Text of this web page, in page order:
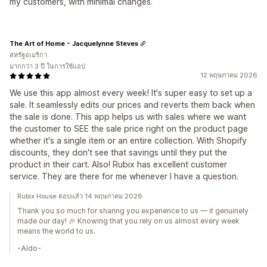
12 พฤษภาคม 2026
We use this app almost every week! It's super easy to set up a
sale. It seamlessly edits our prices and reverts them back when
the sale is done. This app helps us with sales where we want
the customer to SEE the sale price right on the product page
whether it's a single item or an entire collection. With Shopify
discounts, they don't see that savings until they put the
product in their cart. Also! Rubix has excellent customer
service. They are there for me whenever I have a question.
The Art of Home - Jacquelynne Steves
สหรัฐอเมริกา
มากกว่า 3 ปี ในการใช้แอป
Rubix House ตอบแล้ว 14 พฤษภาคม 2026
Thank you so much for sharing you experience to us — it genuinely
made our day! 🎉 Knowing that you rely on us almost every week
means the world to us.
-Aldo-